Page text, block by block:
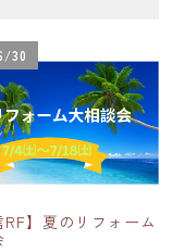
30
RF】夏のリフォーム